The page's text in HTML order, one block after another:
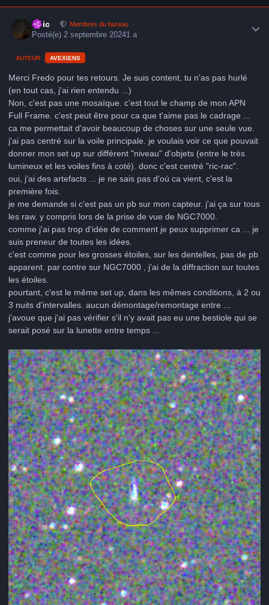
Loic Membres du bureau
Posté(e)2 septembre 20241 a
AUTEUR AVEXIENS
Merci Fredo pour tes retours. Je suis content, tu n'as pas hurlé
(en tout cas, j'ai rien entendu ...)
Non, c'est pas une mosaïque. c'est tout le champ de mon APN
Full Frame. c'est peut être pour ca que t'aime pas le cadrage ...
ca me permettait d'avoir beaucoup de choses sur une seule vue.
j'ai pas centré sur la voile principale. je voulais voir ce que pouvait
donner mon set up sur différent "niveau" d'objets (entre le très
lumineux et les voiles fins à coté). donc c'est centré "ric-rac".
oui, j'ai des artefacts ... je ne sais pas d'où ca vient, c'est la
première fois.
je me demande si c'est pas un pb sur mon capteur. j'ai ça sur tous
les raw. y compris lors de la prise de vue de NGC7000.
comme j'ai pas trop d'idée de comment je peux supprimer ca ... je
suis preneur de toutes les idées.
c'est comme pour les grosses étoiles, sur les dentelles, pas de pb
apparent. par contre sur NGC7000 , j'ai de la diffraction sur toutes
les étoiles.
pourtant, c'est le même set up, dans les mêmes conditions, à 2 ou
3 nuits d'intervalles. aucun démontage/remontage entre ...
j'avoue que j'ai pas vérifier s'il n'y avait pas eu une bestiole qui se
serait posé sur la lunette entre temps ...